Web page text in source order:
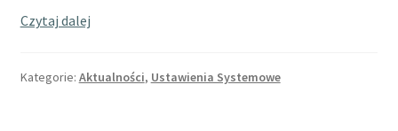
Czytaj dalej
Kategorie: Aktualności, Ustawienia Systemowe